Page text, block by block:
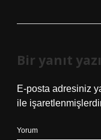
Bir yanıt
E-posta adresiniz
ile
Yorum